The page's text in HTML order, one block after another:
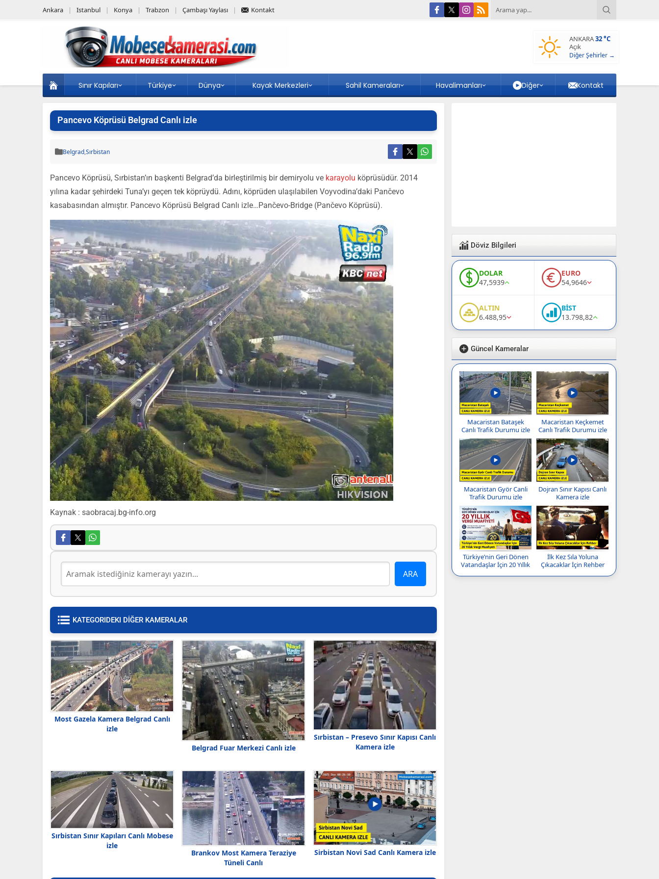
Ankara Istanbul Konya Trabzon Çambaşı Yaylası Kontakt
ANKARA32 °C
Açık
Diğer Şehirler →
Sınır Kapıları Türkiye Dünya Kayak Merkezleri Sahil Kameraları Havalimanları Diğer Kontakt
Pancevo Köprüsü Belgrad Canlı izle
Belgrad,Sırbistan
Pancevo Köprüsü, Sırbistan’ın başkenti Belgrad’da birleştirilmiş bir demiryolu ve karayolu köprüsüdür. 2014
yılına kadar şehirdeki Tuna’yı geçen tek köprüydü. Adını, köprüden ulaşılabilen Voyvodina’daki Pančevo
kasabasından almıştır. Pancevo Köprüsü Belgrad Canlı izle…Pančevo-Bridge (Pančevo Köprüsü).
Kaynak : saobracaj.bg-info.org
KATEGORIDEKI DİĞER KAMERALAR
Most Gazela Kamera Belgrad Canlı
izle
Belgrad Fuar Merkezi Canlı izle
Sırbistan – Presevo Sınır Kapısı Canlı
Kamera izle
Sırbistan Sınır Kapıları Canlı Mobese
izle
Brankov Most Kamera Teraziye
Tüneli Canlı
Sirbistan Novi Sad Canlı Kamera izle
Döviz Bilgileri
DOLAR
47,5939
EURO
54,9646
ALTIN
6.488,95
BİST
13.798,82
Güncel Kameralar
Macaristan Bataşek
Canlı Trafik Durumu izle
Macaristan Keçkemet
Canlı Trafik Durumu izle
Macaristan Györ Canli
Trafik Durumu izle
Dojran Sınır Kapısı Canlı
Kamera izle
Türkiye’nin Geri Dönen
Vatandaşlar İçin 20 Yıllık
İlk Kez Sıla Yoluna
Çıkacaklar İçin Rehber